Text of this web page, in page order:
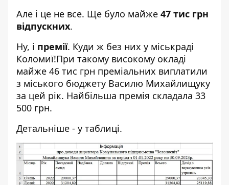
Але і це не все. Ще було майже 47 тис грн
відпускних.
Ну, і премії. Куди ж без них у міськраді
Коломиї!При такому високому окладі
майже 46 тис грн преміальних виплатили
з міського бюджету Василю Михайлищуку
за цей рік. Найбільша премія складала 33
500 грн.
Детальніше - у таблиці.